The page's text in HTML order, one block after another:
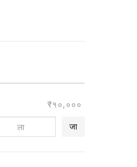
₹१०,०००
जा